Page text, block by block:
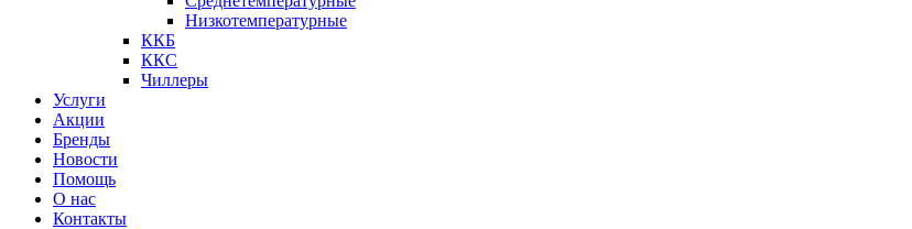
Низкотемпературные
ККБ
ККС
Чиллеры
Услуги
Акции
Бренды
Новости
Помощь
О нас
Контакты